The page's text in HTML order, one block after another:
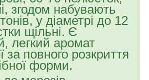
згодом набувають
у діаметрі до 12
щільні. Є
легкий аромат
за повного розкриття
форми.